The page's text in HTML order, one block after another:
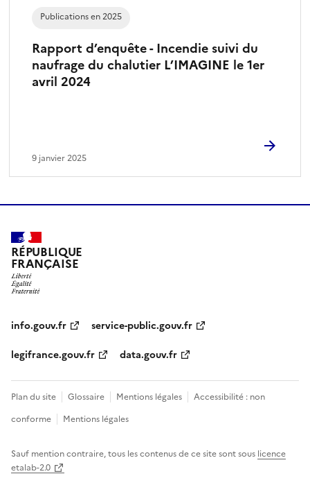
Rapport d’enquête - Incendie suivi du
naufrage du chalutier L’IMAGINE le 1er
avril 2024
Publications en 2025
9 janvier 2025
RÉPUBLIQUE
FRANÇAISE
info.gouv.fr
service-public.gouv.fr
legifrance.gouv.fr
data.gouv.fr
Plan du site Glossaire Mentions légales
Accessibilité : non
conforme
Mentions légales
Sauf mention contraire, tous les contenus de ce site sont sous licence
etalab-2.0